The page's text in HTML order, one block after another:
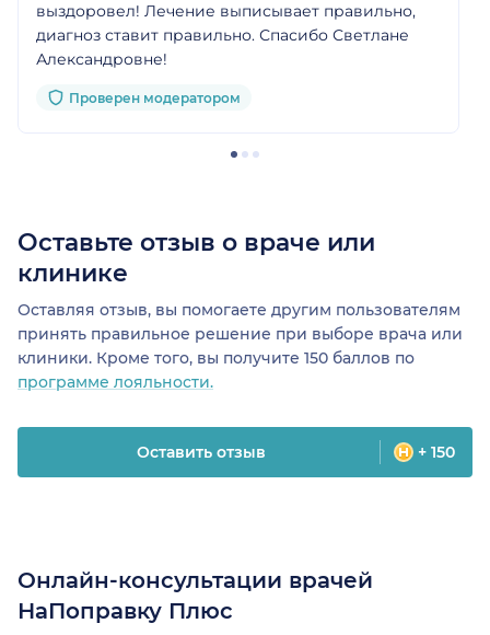
выздоровел! Лечение выписывает правильно,
диагноз ставит правильно. Спасибо Светлане
Александровне!
Проверен модератором
Оставьте отзыв о враче или
клинике
Оставляя отзыв, вы помогаете другим пользователям
принять правильное решение при выборе врача или
клиники. Кроме того, вы получите 150 баллов по
программе лояльности.
Оставить отзыв + 150
Онлайн-консультации врачей
НаПоправку Плюс